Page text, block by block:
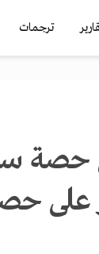
ترجمات
حصة
على